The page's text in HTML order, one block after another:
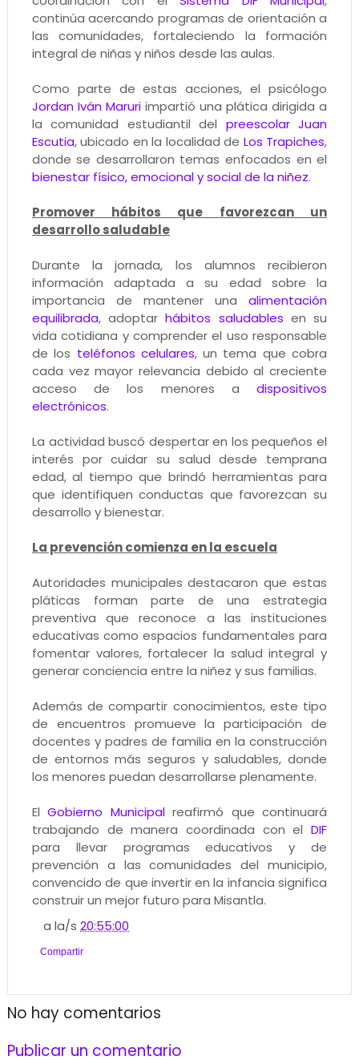
continúa acercando programas de orientación a
las comunidades, fortaleciendo la formación
integral de niñas y niños desde las aulas.
Como parte de estas acciones, el psicólogo
Jordan Iván Maruriimpartió una plática dirigida a
la comunidad estudiantil del preescolar Juan
Escutia, ubicado en la localidad de Los Trapiches,
donde se desarrollaron temas enfocados en el
bienestar físico, emocional y social de la niñez.
Promover hábitos que favorezcan un
desarrollo saludable
Durante la jornada, los alumnos recibieron
información adaptada a su edad sobre la
importancia de mantener unaalimentación
equilibrada, adoptarhábitos saludables en su
vida cotidiana y comprender el uso responsable
de los teléfonos celulares, un tema que cobra
cada vez mayor relevancia debido al creciente
acceso de los menores adispositivos
electrónicos.
La actividad buscó despertar en los pequeños el
interés por cuidar su salud desde temprana
edad, al tiempo que brindó herramientas para
que identifiquen conductas que favorezcan su
desarrollo y bienestar.
La prevención comienza en la escuela
Autoridades municipales destacaron que estas
pláticas forman parte de una estrategia
preventiva que reconoce a las instituciones
educativas como espacios fundamentales para
fomentar valores, fortalecer la salud integral y
generar conciencia entre la niñez y sus familias.
Además de compartir conocimientos, este tipo
de encuentros promueve la participación de
docentes y padres de familia en la construcción
de entornos más seguros y saludables, donde
los menores puedan desarrollarse plenamente.
ElGobierno Municipalreafirmó que continuará
trabajando de manera coordinada con elDIF
para llevar programas educativos y de
prevención a las comunidades del municipio,
convencido de que invertir en la infancia significa
construir un mejor futuro para Misantla.
a la/s20:55:00
Compartir
No hay comentarios
Publicar un comentario